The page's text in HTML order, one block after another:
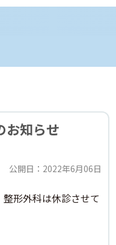
お知らせ
公開日：2022年6月06日
形外科は休診させて